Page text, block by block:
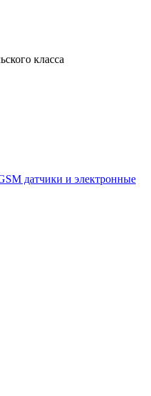
класса
датчики и электронные